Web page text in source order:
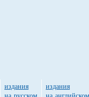
издания
издания